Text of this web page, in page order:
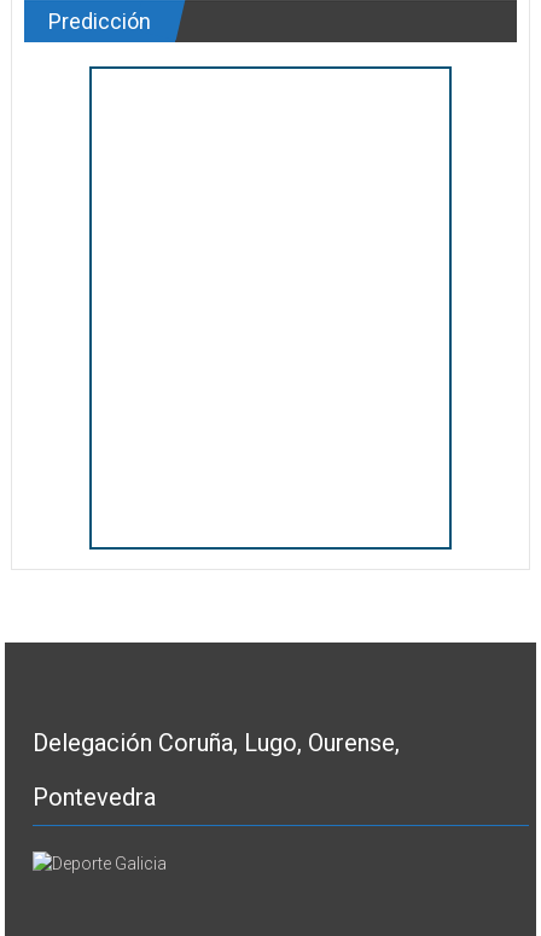
Predicción
Delegación Coruña, Lugo, Ourense,
Pontevedra